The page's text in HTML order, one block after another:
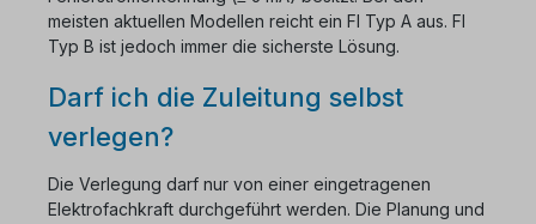
meisten aktuellen Modellen reicht ein FI Typ A aus. FI
Typ B ist jedoch immer die sicherste Lösung.
Darf ich die Zuleitung selbst
verlegen?
Die Verlegung darf nur von einer eingetragenen
Elektrofachkraft durchgeführt werden. Die Planung und